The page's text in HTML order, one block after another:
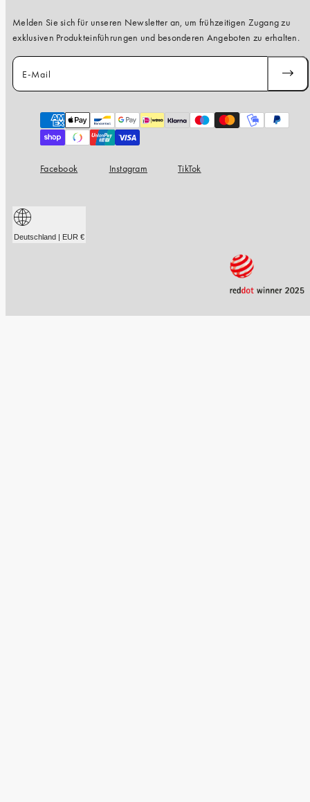
Melden Sie sich für unseren Newsletter an, um frühzeitigen Zugang zu
exklusiven Produkteinführungen und besonderen Angeboten zu erhalten.
E-Mail
Zahlungsarten
Facebook Instagram TikTok
Deutschland | EUR €